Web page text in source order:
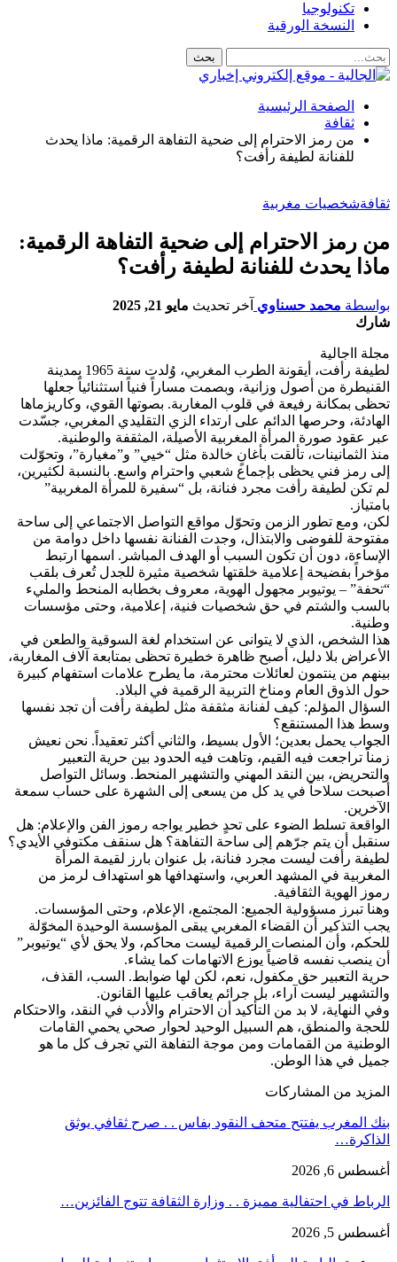
تكنولوجيا
النسخة الورقية
الصفحة الرئيسية
ثقافة
من رمز الاحترام إلى ضحية التفاهة الرقمية: ماذا يحدث
للفنانة لطيفة رأفت؟
ثقافةشخصيات مغربية
من رمز الاحترام إلى ضحية التفاهة الرقمية:
ماذا يحدث للفنانة لطيفة رأفت؟
بواسطة محمد حسناوي آخر تحديث مايو 21, 2025
شارك
مجلة ااجالية
لطيفة رأفت، أيقونة الطرب المغربي، وُلدت سنة 1965 بمدينة
القنيطرة من أصول وزانية، وبصمت مساراً فنياً استثنائياً جعلها
تحظى بمكانة رفيعة في قلوب المغاربة. بصوتها القوي، وكاريزماها
الهادئة، وحرصها الدائم على ارتداء الزي التقليدي المغربي، جسّدت
عبر عقود صورة المرأة المغربية الأصيلة، المثقفة والوطنية.
منذ الثمانينات، تألقت بأغانٍ خالدة مثل “خيي” و”مغيارة”، وتحوّلت
إلى رمز فني يحظى بإجماع شعبي واحترام واسع. بالنسبة لكثيرين،
لم تكن لطيفة رأفت مجرد فنانة، بل “سفيرة للمرأة المغربية”
بامتياز.
لكن، ومع تطور الزمن وتحوّل مواقع التواصل الاجتماعي إلى ساحة
مفتوحة للفوضى والابتذال، وجدت الفنانة نفسها داخل دوامة من
الإساءة، دون أن تكون السبب أو الهدف المباشر. اسمها ارتبط
مؤخراً بفضيحة إعلامية خلقتها شخصية مثيرة للجدل تُعرف بلقب
“تحفة” – يوتيوبر مجهول الهوية، معروف بخطابه المنحط والمليء
بالسب والشتم في حق شخصيات فنية، إعلامية، وحتى مؤسسات
وطنية.
هذا الشخص، الذي لا يتوانى عن استخدام لغة السوقية والطعن في
الأعراض بلا دليل، أصبح ظاهرة خطيرة تحظى بمتابعة آلاف المغاربة،
بينهم من ينتمون لعائلات محترمة، ما يطرح علامات استفهام كبيرة
حول الذوق العام ومناخ التربية الرقمية في البلاد.
السؤال المؤلم: كيف لفنانة مثقفة مثل لطيفة رأفت أن تجد نفسها
وسط هذا المستنقع؟
الجواب يحمل بعدين؛ الأول بسيط، والثاني أكثر تعقيداً. نحن نعيش
زمناً تراجعت فيه القيم، وتاهت فيه الحدود بين حرية التعبير
والتحريض، بين النقد المهني والتشهير المنحط. وسائل التواصل
أصبحت سلاحاً في يد كل من يسعى إلى الشهرة على حساب سمعة
الآخرين.
الواقعة تسلط الضوء على تحدٍ خطير يواجه رموز الفن والإعلام: هل
سنقبل أن يتم جرّهم إلى ساحة التفاهة؟ هل سنقف مكتوفي الأيدي؟
لطيفة رأفت ليست مجرد فنانة، بل عنوان بارز لقيمة المرأة
المغربية في المشهد العربي، واستهدافها هو استهداف لرمز من
رموز الهوية الثقافية.
وهنا تبرز مسؤولية الجميع: المجتمع، الإعلام، وحتى المؤسسات.
يجب التذكير أن القضاء المغربي يبقى المؤسسة الوحيدة المخوّلة
للحكم، وأن المنصات الرقمية ليست محاكم، ولا يحق لأي “يوتيوبر”
أن ينصب نفسه قاضياً يوزع الاتهامات كما يشاء.
حرية التعبير حق مكفول، نعم، لكن لها ضوابط. السب، القذف،
والتشهير ليست آراء، بل جرائم يعاقب عليها القانون.
وفي النهاية، لا بد من التأكيد أن الاحترام والأدب في النقد، والاحتكام
للحجة والمنطق، هم السبيل الوحيد لحوار صحي يحمي القامات
الوطنية من القمامات ومن موجة التفاهة التي تجرف كل ما هو
جميل في هذا الوطن.
المزيد من المشاركات
بنك المغرب يفتتح متحف النقود بفاس . . صرح ثقافي يوثق
الذاكرة…
أغسطس 6, 2026
الرباط في احتفالية مميزة . . وزارة الثقافة تتوج الفائزين…
أغسطس 5, 2026